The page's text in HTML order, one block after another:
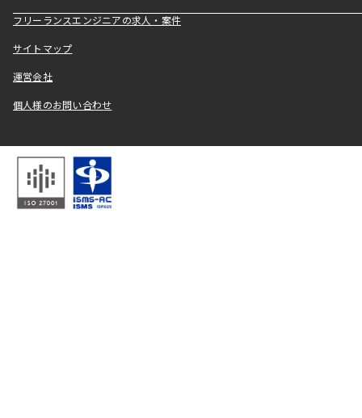
フリーランスエンジニアの求人・案件
サイトマップ
運営会社
個人様のお問い合わせ